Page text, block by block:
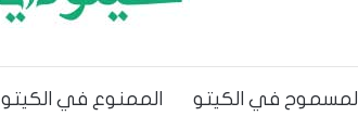
المسموح في الكيتو الممنوع في الكيتو